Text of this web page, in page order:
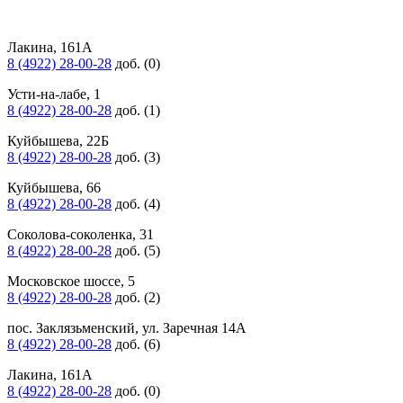
Лакина, 161А
8 (4922) 28-00-28 доб. (0)
Усти-на-лабе, 1
8 (4922) 28-00-28 доб. (1)
Куйбышева, 22Б
8 (4922) 28-00-28 доб. (3)
Куйбышева, 66
8 (4922) 28-00-28 доб. (4)
Соколова-соколенка, 31
8 (4922) 28-00-28 доб. (5)
Московское шоссе, 5
8 (4922) 28-00-28 доб. (2)
пос. Заклязьменский, ул. Заречная 14А
8 (4922) 28-00-28 доб. (6)
Лакина, 161А
8 (4922) 28-00-28 доб. (0)